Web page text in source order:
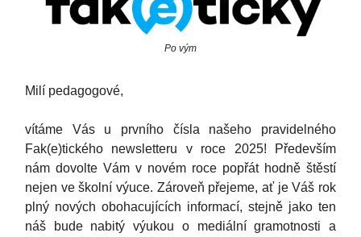
Po vým
Milí pedagogové,
vítáme Vás u prvního čísla našeho pravidelného
Fak(e)tického newsletteru v roce 2025! Především
nám dovolte Vám v novém roce popřát hodně štěstí
nejen ve školní výuce. Zároveň přejeme, ať je Váš rok
plný nových obohacujících informací, stejně jako ten
náš bude nabitý výukou o mediální gramotnosti a